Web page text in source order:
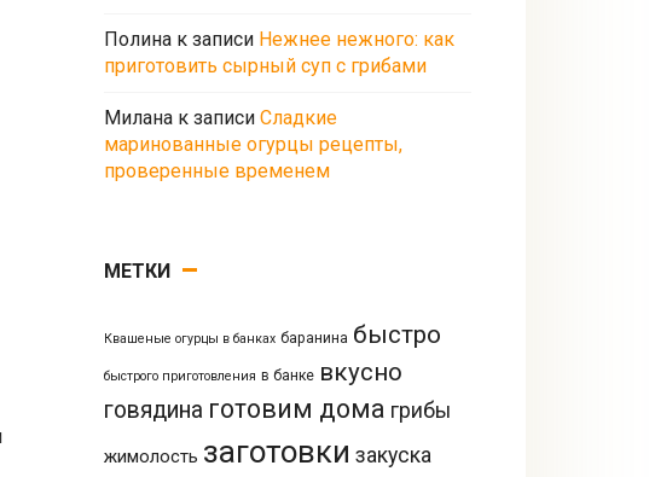
Полинак записи Нежнее нежного: как
приготовить сырный суп с грибами
Миланак записи Сладкие
маринованные огурцы рецепты,
проверенные временем
МЕТКИ
Квашеные огурцы в банках баранина быстро
быстрого приготовления в банке вкусно
говядина готовим дома грибы
жимолость заготовки закуска